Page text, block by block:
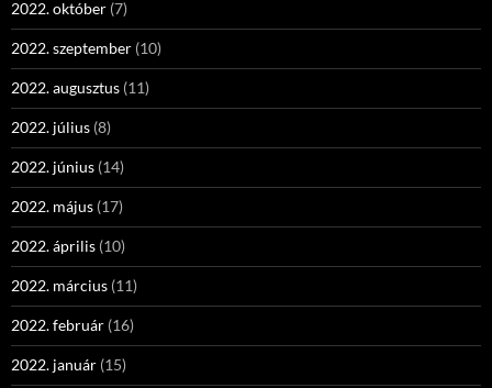
2022. október (7)
2022. szeptember (10)
2022. augusztus (11)
2022. július (8)
2022. június (14)
2022. május (17)
2022. április (10)
2022. március (11)
2022. február (16)
2022. január (15)